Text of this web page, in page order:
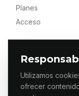
Utilizamos
ofrecer
Planes
Acceso
© 2026 ES